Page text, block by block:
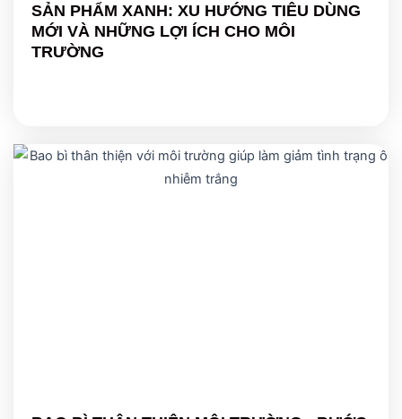
SẢN PHẨM XANH: XU HƯỚNG TIÊU DÙNG
MỚI VÀ NHỮNG LỢI ÍCH CHO MÔI
TRƯỜNG